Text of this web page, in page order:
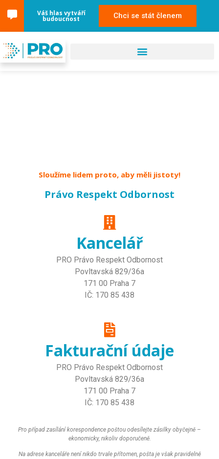
Váš hlas vytváří
budoucnost Chci se stát členem
Sloužíme lidem proto, aby měli jistoty!
Právo Respekt Odbornost
Kancelář
PRO Právo Respekt Odbornost
Povltavská 829/36a
171 00 Praha 7
IČ: 170 85 438
Fakturační údaje
PRO Právo Respekt Odbornost
Povltavská 829/36a
171 00 Praha 7
IČ: 170 85 438
Pro případ zasílání korespondence poštou odesílejte zásilky obyčejně –
ekonomicky, nikoliv doporučeně.
Na adrese kanceláře není nikdo trvale přítomen, pošta je však pravidelně